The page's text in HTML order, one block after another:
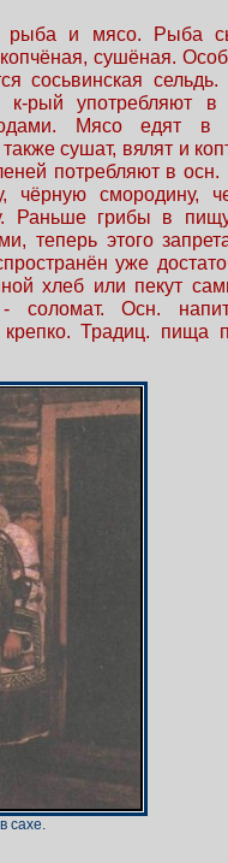
рыба и мясо. Рыба
сушёная.
сосьвинская сельдь.
к-рый употребляют
Мясо едят в
сушат, вялят и
потребляют в осн.
чёрную смородину,
Раньше грибы в
теперь этого
уже
хлеб или пекут
- соломат. Осн.
Традиц. пища
сахе.